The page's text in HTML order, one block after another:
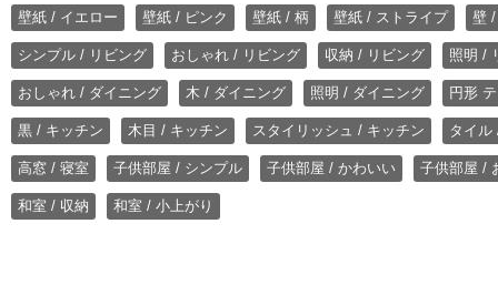
壁紙 / イエロー 壁紙 / ピンク 壁紙 / 柄 壁紙 / ストライプ 壁
シンプル / リビング おしゃれ / リビング 収納 / リビング 照明 /
おしゃれ / ダイニング 木 / ダイニング 照明 / ダイニング 円形
黒 / キッチン 木目 / キッチン スタイリッシュ / キッチン タイル
高窓 / 寝室 子供部屋 / シンプル 子供部屋 / かわいい 子供部屋 /
和室 / 収納 和室 / 小上がり